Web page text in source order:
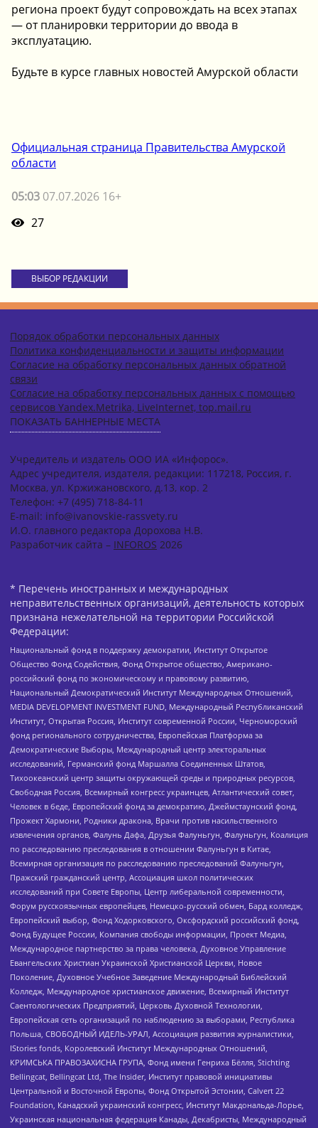
региона проект будут сопровождать на всех этапах
— от планировки территории до ввода в
эксплуатацию.
Будьте в курсе главных новостей Амурской области
Официальная страница Правительства Амурской
области
05:03 07.07.2026 16+
27
ВЫБОР РЕДАКЦИИ
Порядок обработки персональных данных
Политика конфиденциальности и защиты информации
Согласие на обработку персональных данных обратной
связи
Согласие на обработку персональных данных с помощью
сервисов Yandex.Metrika, LiveInternet, top.mail.ru
ПОКАЗАТЬ БАННЕРНЫЕ МЕСТА
Учредитель и издатель ООО ИА «Инфорос».
Адрес учредителя, издателя, редакции: 117218, Россия, г.
Москва, ул. Кржижановского, д.13, кор. 2
Телефон: +7 (495) 718-84-11
E-mail: info@ivanovskie-rassvety.ru
И.О. главного редактора Дорохова Н.В.
Разработчик сайта – INFOROS 2026
* Перечень иностранных и международных
неправительственных организаций, деятельность которых
признана нежелательной на территории Российской
Федерации:
Национальный фонд в поддержку демократии, Институт Открытое
Общество Фонд Содействия, Фонд Открытое общество, Американо-
российский фонд по экономическому и правовому развитию,
Национальный Демократический Институт Международных Отношений,
MEDIA DEVELOPMENT INVESTMENT FUND, Международный Республиканский
Институт, Открытая Россия, Институт современной России, Черноморский
фонд регионального сотрудничества, Европейская Платформа за
Демократические Выборы, Международный центр электоральных
исследований, Германский фонд Маршалла Соединенных Штатов,
Тихоокеанский центр защиты окружающей среды и природных ресурсов,
Свободная Россия, Всемирный конгресс украинцев, Атлантический совет,
Человек в беде, Европейский фонд за демократию, Джеймстаунский фонд,
Прожект Хармони, Родники дракона, Врачи против насильственного
извлечения органов, Фалунь Дафа, Друзья Фалуньгун, Фалуньгун, Коалиция
по расследованию преследования в отношении Фалуньгун в Китае,
Всемирная организация по расследованию преследований Фалуньгун,
Пражский гражданский центр, Ассоциация школ политических
исследований при Совете Европы, Центр либеральной современности,
Форум русскоязычных европейцев, Немецко-русский обмен, Бард колледж,
Европейский выбор, Фонд Ходорковского, Оксфордский российский фонд,
Фонд Будущее России, Компания свободы информации, Проект Медиа,
Международное партнерство за права человека, Духовное Управление
Евангельских Христиан Украинской Христианской Церкви, Новое
Поколение, Духовное Учебное Заведение Международный Библейский
Колледж, Международное христианское движение, Всемирный Институт
Саентологических Предприятий, Церковь Духовной Технологии,
Европейская сеть организаций по наблюдению за выборами, Республика
Польша, СВОБОДНЫЙ ИДЕЛЬ-УРАЛ, Ассоциация развития журналистики,
IStories fonds, Королевский Институт Международных Отношений,
КРИМСЬКА ПРАВОЗАХИСНА ГРУПА, Фонд имени Генриха Бёлля, Stichting
Bellingcat, Bellingcat Ltd, The Insider, Институт правовой инициативы
Центральной и Восточной Европы, Фонд Открытой Эстонии, Calvert 22
Foundation, Канадский украинский конгресс, Институт Макдональда-Лорье,
Украинская национальная федерация Канады, Декабристы, Международный